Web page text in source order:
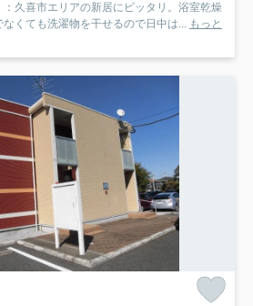
：久喜市エリアの新居にピッタリ。浴室乾燥
くても洗濯物を干せるので日中は... もっと